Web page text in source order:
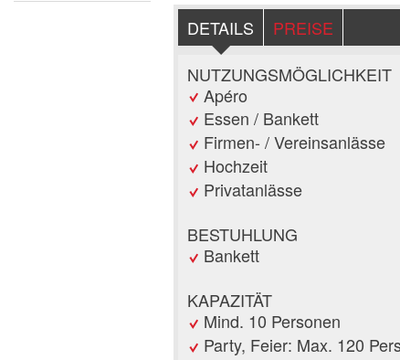
DETAILS
PREISE
NUTZUNGSMÖGLICHKEIT
Apéro
Essen / Bankett
Firmen- / Vereinsanlässe
Hochzeit
Privatanlässe
BESTUHLUNG
Bankett
KAPAZITÄT
Mind. 10 Personen
Party, Feier: Max. 120